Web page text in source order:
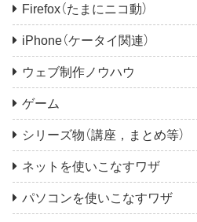
Firefox（たまにニコ動）
iPhone（ケータイ関連）
ウェブ制作ノウハウ
ゲーム
シリーズ物（講座，まとめ等）
ネットを使いこなすワザ
パソコンを使いこなすワザ